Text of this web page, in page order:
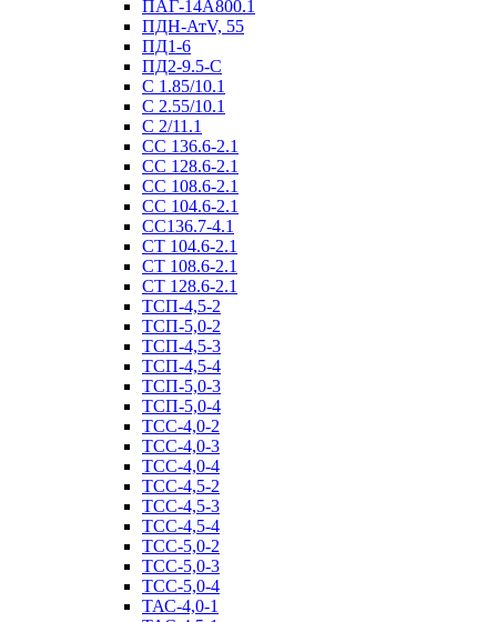
ПАГ-14А800.1
ПДН-АтV, 55
ПД1-6
ПД2-9.5-С
С 1.85/10.1
С 2.55/10.1
С 2/11.1
СС 136.6-2.1
СС 128.6-2.1
СС 108.6-2.1
СС 104.6-2.1
СС136.7-4.1
СТ 104.6-2.1
СТ 108.6-2.1
СТ 128.6-2.1
ТСП-4,5-2
ТСП-5,0-2
ТСП-4,5-3
ТСП-4,5-4
ТСП-5,0-3
ТСП-5,0-4
ТСС-4,0-2
ТСС-4,0-3
ТСС-4,0-4
ТСС-4,5-2
ТСС-4,5-3
ТСС-4,5-4
ТСС-5,0-2
ТСС-5,0-3
ТСС-5,0-4
ТАС-4,0-1